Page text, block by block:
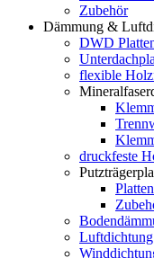
Zubehör
Dämmung &
DWD
flexible
druckfeste
Platten